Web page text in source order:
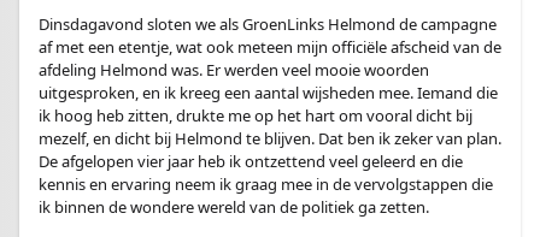
Dinsdagavond sloten we als GroenLinks Helmond de campagne
af met een etentje, wat ook meteen mijn officiële afscheid van de
afdeling Helmond was. Er werden veel mooie woorden
uitgesproken, en ik kreeg een aantal wijsheden mee. Iemand die
ik hoog heb zitten, drukte me op het hart om vooral dicht bij
mezelf, en dicht bij Helmond te blijven. Dat ben ik zeker van plan.
De afgelopen vier jaar heb ik ontzettend veel geleerd en die
kennis en ervaring neem ik graag mee in de vervolgstappen die
ik binnen de wondere wereld van de politiek ga zetten.